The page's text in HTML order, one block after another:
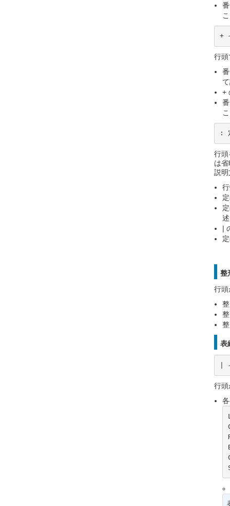
+
行頭
+
:
行頭
は
説明
|
整
行頭
表
|
行頭